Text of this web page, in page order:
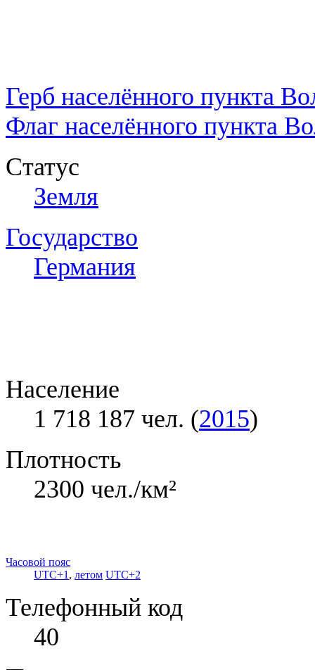
Герб населённого пункта
Флаг населённого пункта
Статус
Земля
Государство
Германия
Население
1 718 187 чел. (2015)
Плотность
2300 чел./км²
Часовой пояс
UTC+1 , летом UTC+2
Телефонный код
40